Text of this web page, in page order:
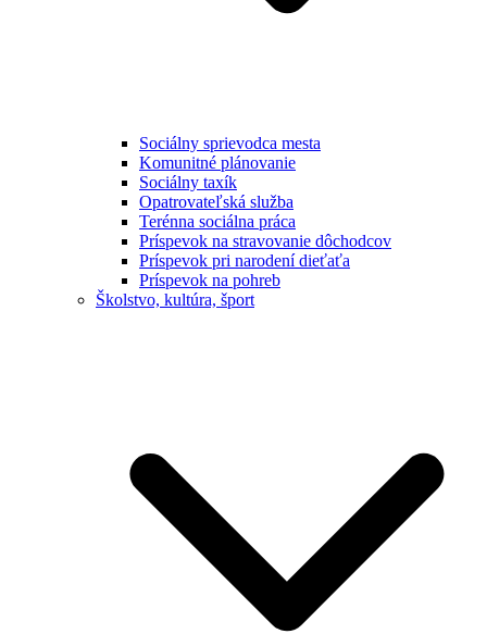
Sociálny sprievodca mesta
Komunitné plánovanie
Sociálny taxík
Opatrovateľská služba
Terénna sociálna práca
Príspevok na stravovanie dôchodcov
Príspevok pri narodení dieťaťa
Príspevok na pohreb
Školstvo, kultúra, šport